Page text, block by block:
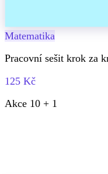
Matematika
Pracovní sešit krok za
125 Kč
Akce 10 + 1